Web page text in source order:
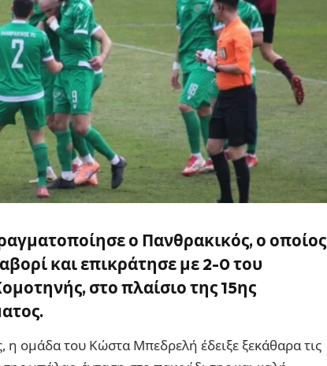
ο Πανθρακικός, ο οποίος
και επικράτησε με 2-0 του
στο πλαίσιο της 15ης
ομάδα του Κώστα Μπεδρελή έδειξε ξεκάθαρα τις